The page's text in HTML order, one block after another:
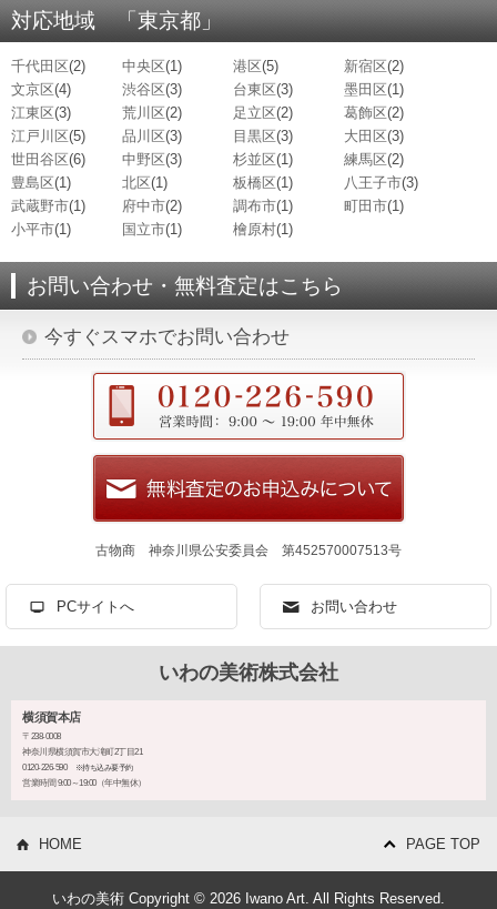
対応地域 「東京都」
千代田区(2) 中央区(1) 港区(5) 新宿区(2)
文京区(4) 渋谷区(3) 台東区(3) 墨田区(1)
江東区(3) 荒川区(2) 足立区(2) 葛飾区(2)
江戸川区(5) 品川区(3) 目黒区(3) 大田区(3)
世田谷区(6) 中野区(3) 杉並区(1) 練馬区(2)
豊島区(1) 北区(1) 板橋区(1) 八王子市(3)
武蔵野市(1) 府中市(2) 調布市(1) 町田市(1)
小平市(1) 国立市(1) 檜原村(1)
お問い合わせ・無料査定はこちら
今すぐスマホでお問い合わせ
古物商 神奈川県公安委員会 第452570007513号
PCサイトへ お問い合わせ
いわの美術株式会社
横須賀本店
〒238-0008
神奈川県横須賀市大滝町2丁目21
0120-226-590
※持ち込み要予約
営業時間 9:00～19:00（年中無休）
HOME PAGE TOP
いわの美術 Copyright © 2026 Iwano Art. All Rights Reserved.